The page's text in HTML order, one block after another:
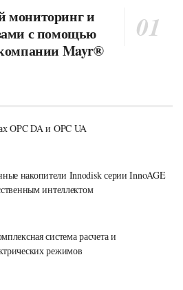
мониторинг и
с помощью
Mayr®
OPC DA и OPC UA
накопители Innodisk серии InnoAGE
интеллектом
система расчета и
режимов